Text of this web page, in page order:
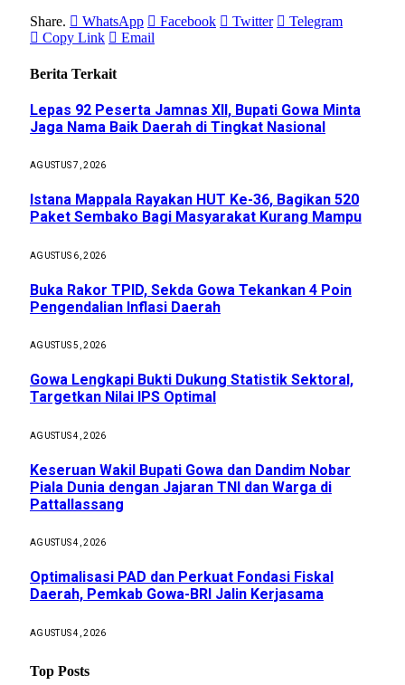
Share.
WhatsApp Facebook Twitter
Telegram
Copy Link
Email
Berita Terkait
Lepas 92 Peserta Jamnas XII, Bupati Gowa Minta
Jaga Nama Baik Daerah di Tingkat Nasional
AGUSTUS 7, 2026
Istana Mappala Rayakan HUT Ke-36, Bagikan 520
Paket Sembako Bagi Masyarakat Kurang Mampu
AGUSTUS 6, 2026
Buka Rakor TPID, Sekda Gowa Tekankan 4 Poin
Pengendalian Inflasi Daerah
AGUSTUS 5, 2026
Gowa Lengkapi Bukti Dukung Statistik Sektoral,
Targetkan Nilai IPS Optimal
AGUSTUS 4, 2026
Keseruan Wakil Bupati Gowa dan Dandim Nobar
Piala Dunia dengan Jajaran TNI dan Warga di
Pattallassang
AGUSTUS 4, 2026
Optimalisasi PAD dan Perkuat Fondasi Fiskal
Daerah, Pemkab Gowa-BRI Jalin Kerjasama
AGUSTUS 4, 2026
Top Posts